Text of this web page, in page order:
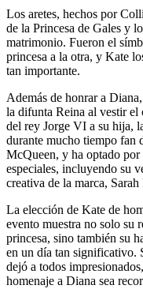
Los aretes, hechos por
de la Princesa de Gales y
matrimonio. Fueron el
princesa a la otra, y Kate
tan importante.
Además de honrar a
la difunta Reina al vestir
del rey Jorge VI a su hija,
durante mucho tiempo fan
McQueen, y ha optado por
especiales, incluyendo su
creativa de la marca,
La elección de Kate de
evento muestra no solo su
princesa, sino también su
en un día tan significativo.
dejó a todos
homenaje a Diana sea